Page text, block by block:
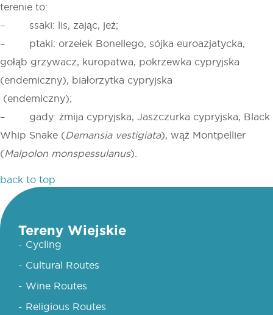
terenie to:
– ssaki: lis, zając, jeż;
– ptaki: orzełek Bonellego, sójka euroazjatycka,
gołąb grzywacz, kuropatwa, pokrzewka cypryjska
(endemiczny), białorzytka cypryjska
(endemiczny);
– gady: żmija cypryjska, Jaszczurka cypryjska, Black
Whip Snake (Demansia vestigiata), wąż Montpellier
(Malpolon monspessulanus).
back to top
Tereny Wiejskie
- Cycling
- Cultural Routes
- Wine Routes
- Religious Routes